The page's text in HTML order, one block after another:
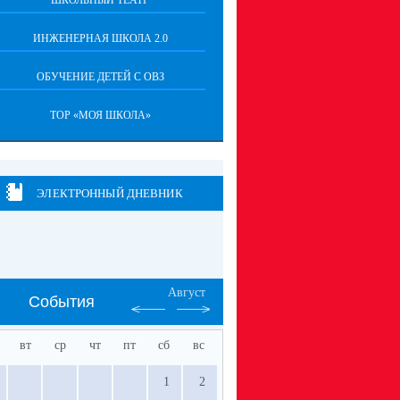
ИНЖЕНЕРНАЯ ШКОЛА 2.0
ОБУЧЕНИЕ ДЕТЕЙ С ОВЗ
ТОР «МОЯ ШКОЛА»
ЭЛЕКТРОННЫЙ ДНЕВНИК
События
Август
вт ср чт пт сб вс
1 2